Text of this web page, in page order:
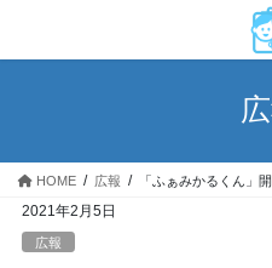
テ
ス
ゲ
ン
HOME 広報 「ふぁみかるくん」
2021年2月5日
広報